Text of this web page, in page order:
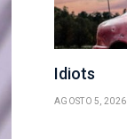
Idiots
AGOSTO 5, 2026